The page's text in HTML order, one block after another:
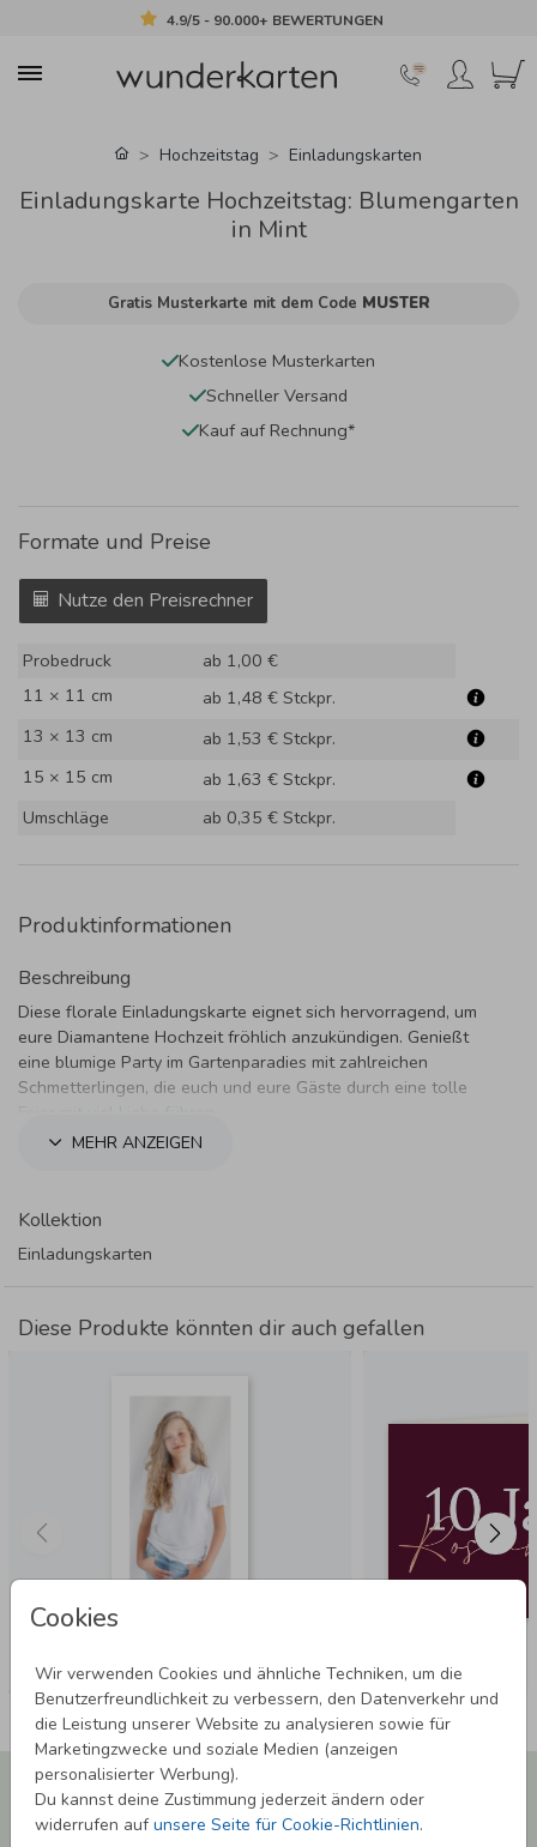
4.9/5 - 90.000+ BEWERTUNGEN
Cookies
Wir verwenden Cookies und ähnliche Techniken, um die
Benutzerfreundlichkeit zu verbessern, den Datenverkehr und
die Leistung unserer Website zu analysieren sowie für
Marketingzwecke und soziale Medien (anzeigen
personalisierter Werbung).
Du kannst deine Zustimmung jederzeit ändern oder
widerrufen aufunsere Seite für Cookie-Richtlinien.
Hochzeitstag Einladungskarten
Einladungskarte Hochzeitstag: Blumengarten
in Mint
Gratis Musterkarte mit dem Code MUSTER
Kostenlose Musterkarten
Schneller Versand
Kauf auf Rechnung*
Formate und Preise
Nutze den Preisrechner
Probedruck
ab 1,00 €
11 × 11 cm
ab 1,48 € Stckpr.
13 × 13 cm
ab 1,53 € Stckpr.
15 × 15 cm
ab 1,63 € Stckpr.
Umschläge
ab 0,35 € Stckpr.
Produktinformationen
Beschreibung
Diese florale Einladungskarte eignet sich hervorragend, um
eure Diamantene Hochzeit fröhlich anzukündigen. Genießt
eine blumige Party im Gartenparadies mit zahlreichen
Schmetterlingen, die euch und eure Gäste durch eine tolle
MEHR ANZEIGEN
Kollektion
Einladungskarten
Diese Produkte könnten dir auch gefallen
Newsletter abonnieren und 5,00 € Rabatt**
sichern!